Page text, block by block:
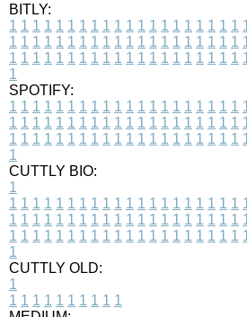
BITLY:
1 1 1 1 1 1 1 1 1 1 1 1 1 1 1 1 1 1 1 1
1 1 1 1 1 1 1 1 1 1 1 1 1 1 1 1 1 1 1 1
1 1 1 1 1 1 1 1 1 1 1 1 1 1 1 1 1 1 1 1
1
SPOTIFY:
1 1 1 1 1 1 1 1 1 1 1 1 1 1 1 1 1 1 1 1
1 1 1 1 1 1 1 1 1 1 1 1 1 1 1 1 1 1 1 1
1 1 1 1 1 1 1 1 1 1 1 1 1 1 1 1 1 1 1 1
1
CUTTLY BIO:
1
1 1 1 1 1 1 1 1 1 1 1 1 1 1 1 1 1 1 1 1
1 1 1 1 1 1 1 1 1 1 1 1 1 1 1 1 1 1 1 1
1 1 1 1 1 1 1 1 1 1 1 1 1 1 1 1 1 1 1 1
1
CUTTLY OLD:
1
1 1 1 1 1 1 1 1 1 1